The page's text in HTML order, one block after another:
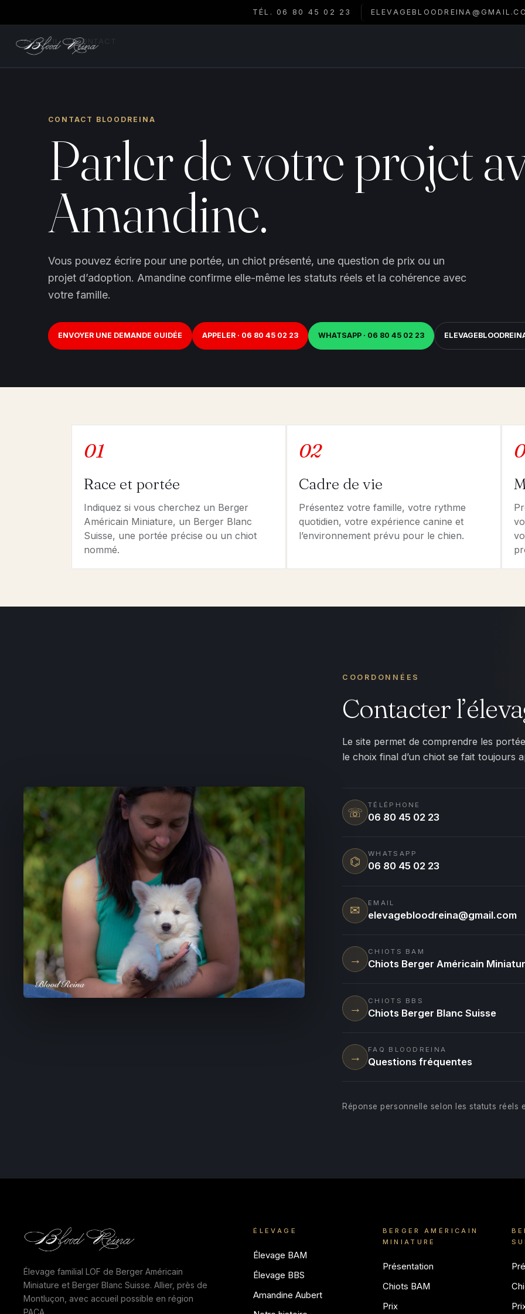
TÉL. 06 80 45 02 23
ACCUEIL › CONTACT
CONTACT BLOODREINA
Parler de votre projet
Amandine.
Vous pouvez écrire pour une portée, un chiot présenté, une question de prix ou un
projet d’adoption. Amandine confirme elle-même les statuts réels et la cohérence avec
votre famille.
ENVOYER UNE DEMANDE GUIDÉE APPELER · 06 80 45 02 23 WHATSAPP · 06 80 45 02 23
01
Race et portée
Indiquez si vous cherchez un Berger
Américain Miniature, un Berger Blanc
Suisse, une portée précise ou un chiot
nommé.
02
Cadre de vie
Présentez votre famille, votre rythme
quotidien, votre expérience canine et
l’environnement prévu pour le chien.
COORDONNÉES
Contacter
Le site permet de comprendre les
le choix final d’un chiot se fait toujours
☏
TÉLÉPHONE
06 80 45 02 23
⌬
WHATSAPP
06 80 45 02 23
✉
EMAIL
elevagebloodreina@gmail.com
→
CHIOTS BAM
Chiots Berger Américain
→
CHIOTS BBS
Chiots Berger Blanc Suisse
→
FAQ BLOODREINA
Questions fréquentes
Réponse personnelle selon les statuts réels
Élevage familial LOF de Berger Américain
Miniature et Berger Blanc Suisse. Allier, près de
Montluçon, avec accueil possible en région
ÉLEVAGE
Élevage BAM
Élevage BBS
Amandine Aubert
BERGER AMÉRICAIN
MINIATURE
Présentation
Chiots BAM
Prix